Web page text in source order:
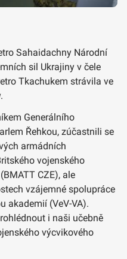
Sahaidachny Národní
sil Ukrajiny v čele
Tkachukem strávila ve
Generálního
Řehkou, zúčastnili se
armádních
vojenského
CZE), ale
vzájemné spolupráce
akademií (VeV-VA).
i naši učebně
výcvikového